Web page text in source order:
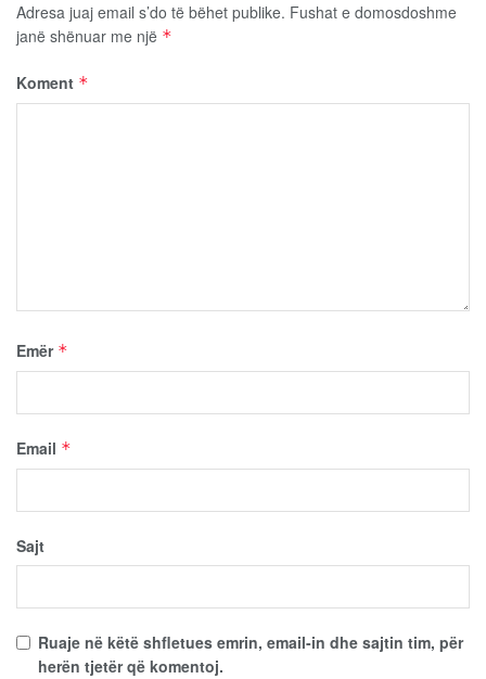
Adresa juaj email s’do të bëhet publike. Fushat e domosdoshme
janë shënuar me një *
Koment *
Emër *
Email *
Sajt
Ruaje në këtë shfletues emrin, email-in dhe sajtin tim, për
herën tjetër që komentoj.